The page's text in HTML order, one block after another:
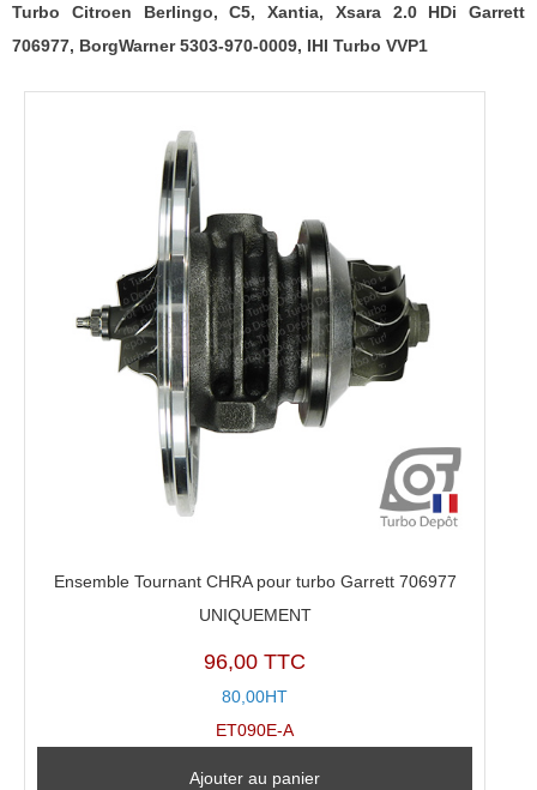
Turbo Citroen Berlingo, C5, Xantia, Xsara 2.0 HDi Garrett
706977, BorgWarner 5303-970-0009, IHI Turbo VVP1
Ensemble Tournant CHRA pour turbo Garrett 706977
UNIQUEMENT
96,00 TTC
80,00HT
ET090E-A
Ajouter au panier